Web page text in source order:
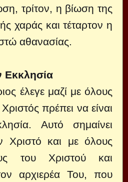
τρίτον, η βίωση της
χαράς και τέταρτον η
αθανασίας.
Εκκλησία
έλεγε μαζί με όλους
πρέπει να είναι
Αυτό σημαίνει
Χριστό και με όλους
του Χριστού και
αρχιερέα Του, που